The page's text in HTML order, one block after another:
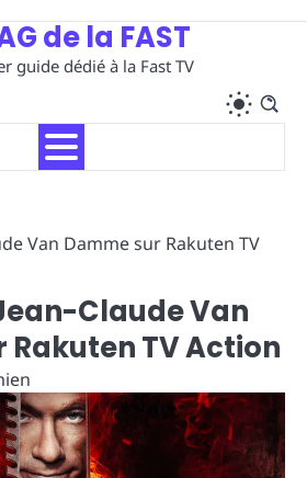
de la FAST
guide dédié à la Fast TV
Van Damme sur Rakuten TV
Claude Van
Rakuten TV Action